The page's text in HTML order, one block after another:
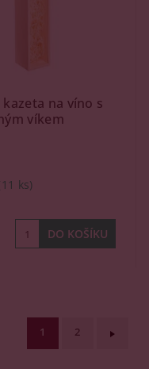
kazeta na víno s
víkem
ks)
1 2